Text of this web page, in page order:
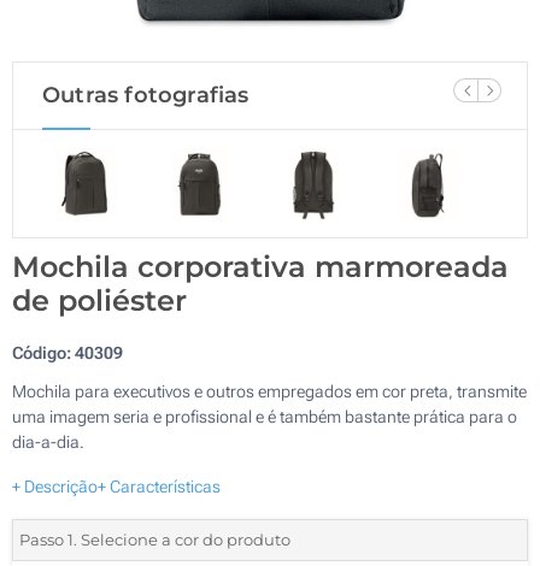
Outras fotografias
Mochila corporativa marmoreada
de poliéster
Código:40309
Mochila para executivos e outros empregados em cor preta, transmite
uma imagem seria e profissional e é também bastante prática para o
dia-a-dia.
+ Descrição+ Características
Passo 1. Selecione a cor do produto